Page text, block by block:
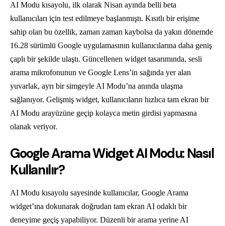
AI Modu kısayolu, ilk olarak Nisan ayında belli beta
kullanıcıları için test edilmeye başlanmıştı. Kısıtlı bir erişime
sahip olan bu özellik, zaman zaman kaybolsa da yakın dönemde
16.28 sürümlü Google uygulamasının kullanıcılarına daha geniş
çaplı bir şekilde ulaştı. Güncellenen widget tasarımında, sesli
arama mikrofonunun ve Google Lens’in sağında yer alan
yuvarlak, ayrı bir simgeyle AI Modu’na anında ulaşma
sağlanıyor. Gelişmiş widget, kullanıcıların hızlıca tam ekran bir
AI Modu arayüzüne geçip kolayca metin girdisi yapmasına
olanak veriyor.
Google Arama Widget AI Modu: Nasıl
Kullanılır?
AI Modu kısayolu sayesinde kullanıcılar, Google Arama
widget’ına dokunarak doğrudan tam ekran AI odaklı bir
deneyime geçiş yapabiliyor. Düzenli bir arama yerine AI